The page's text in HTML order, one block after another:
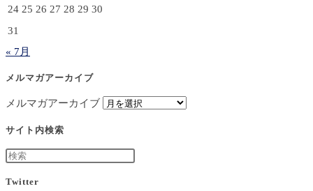
24 25 26 27 28 29 30
31
« 7月
メルマガアーカイブ
メルマガアーカイブ
サイト内検索
Twitter